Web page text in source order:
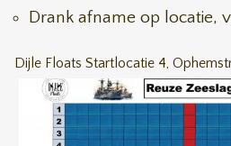
Drank afname op locatie,
Dijle Floats Startlocatie 4,